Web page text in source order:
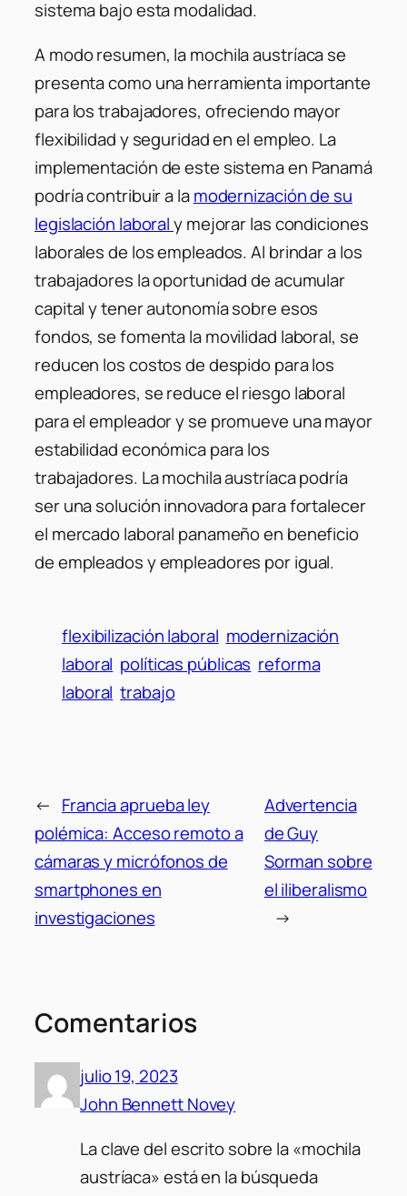
sistema bajo esta modalidad.
A modo resumen, la mochila austríaca se
presenta como una herramienta importante
para los trabajadores, ofreciendo mayor
flexibilidad y seguridad en el empleo. La
implementación de este sistema en Panamá
podría contribuir a lamodernización de su
legislación laboraly mejorar las condiciones
laborales de los empleados. Al brindar a los
trabajadores la oportunidad de acumular
capital y tener autonomía sobre esos
fondos, se fomenta la movilidad laboral, se
reducen los costos de despido para los
empleadores, se reduce el riesgo laboral
para el empleador y se promueve una mayor
estabilidad económica para los
trabajadores. La mochila austríaca podría
ser una solución innovadora para fortalecer
el mercado laboral panameño en beneficio
de empleados y empleadores por igual.
flexibilización laboral modernización
laboral políticas públicas reforma
laboral trabajo
← Francia aprueba ley
polémica: Acceso remoto a
cámaras y micrófonos de
smartphones en
investigaciones
Advertencia
de Guy
Sorman sobre
el iliberalismo
→
Comentarios
julio 19, 2023
John Bennett Novey
La clave del escrito sobre la «mochila
austríaca» está en la búsqueda